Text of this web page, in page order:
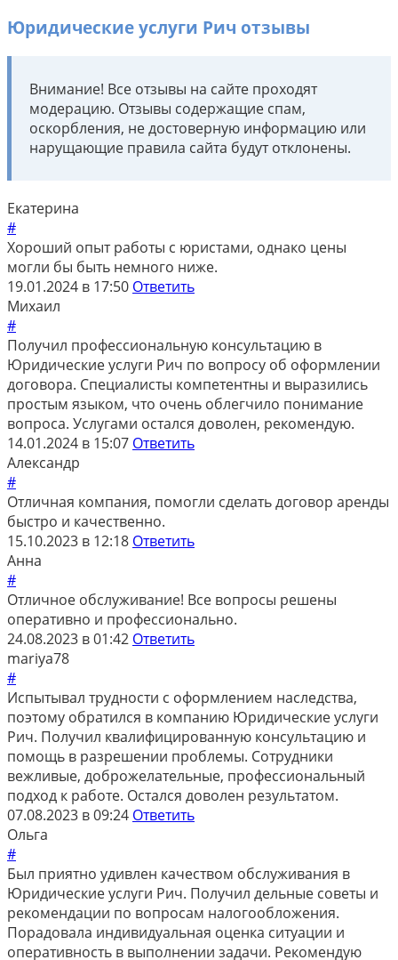
Юридические услуги Рич отзывы
Внимание! Все отзывы на сайте проходят
модерацию. Отзывы содержащие спам,
оскорбления, не достоверную информацию или
нарущающие правила сайта будут отклонены.
Екатерина
#
Хороший опыт работы с юристами, однако цены
могли бы быть немного ниже.
19.01.2024 в 17:50 Ответить
Михаил
#
Получил профессиональную консультацию в
Юридические услуги Рич по вопросу об оформлении
договора. Специалисты компетентны и выразились
простым языком, что очень облегчило понимание
вопроса. Услугами остался доволен, рекомендую.
14.01.2024 в 15:07 Ответить
Александр
#
Отличная компания, помогли сделать договор аренды
быстро и качественно.
15.10.2023 в 12:18 Ответить
Анна
#
Отличное обслуживание! Все вопросы решены
оперативно и профессионально.
24.08.2023 в 01:42 Ответить
mariya78
#
Испытывал трудности с оформлением наследства,
поэтому обратился в компанию Юридические услуги
Рич. Получил квалифицированную консультацию и
помощь в разрешении проблемы. Сотрудники
вежливые, доброжелательные, профессиональный
подход к работе. Остался доволен результатом.
07.08.2023 в 09:24 Ответить
Ольга
#
Был приятно удивлен качеством обслуживания в
Юридические услуги Рич. Получил дельные советы и
рекомендации по вопросам налогообложения.
Порадовала индивидуальная оценка ситуации и
оперативность в выполнении задачи. Рекомендую